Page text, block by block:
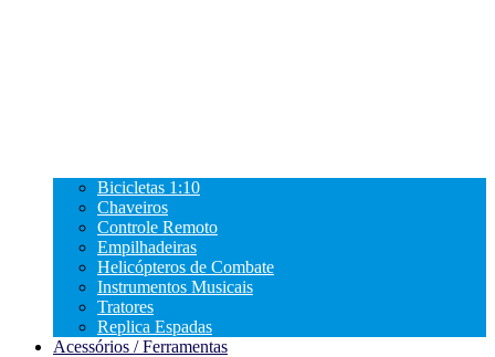
Bicicletas 1:10
Chaveiros
Controle Remoto
Empilhadeiras
Helicópteros de Combate
Instrumentos Musicais
Tratores
Replica Espadas
Acessórios / Ferramentas